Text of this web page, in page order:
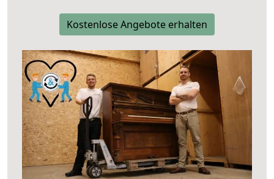
Kostenlose Angebote erhalten